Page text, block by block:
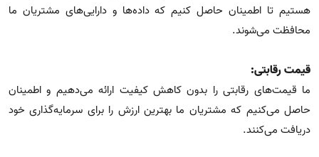
هستیم تا اطمینان حاصل کنیم که داده‌ها و دارایی‌های مشتریان ما
محافظت می‌شوند.
قیمت رقابتی:
ما قیمت‌های رقابتی را بدون کاهش کیفیت ارائه می‌دهیم و اطمینان
حاصل می‌کنیم که مشتریان ما بهترین ارزش را برای سرمایه‌گذاری خود
دریافت می‌کنند.